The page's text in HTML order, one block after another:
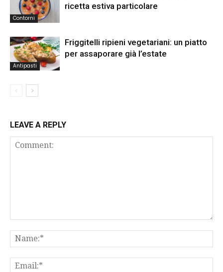
Contorni
ricetta estiva particolare
Antipasti
Friggitelli ripieni vegetariani: un piatto
per assaporare già l’estate
LEAVE A REPLY